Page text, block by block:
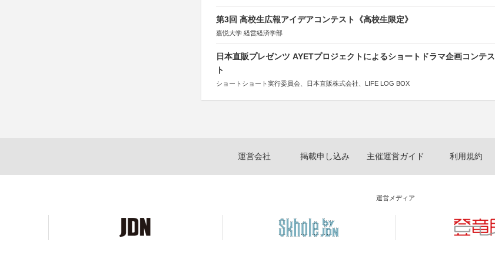
第3回 高校生広報アイデアコンテスト《高校生限定》
嘉悦大学 経営経済学部
日本直販プレゼンツ AYETプロジェクトによるショートドラマ企画コンテス
ト
ショートショート実行委員会、日本直販株式会社、LIFE LOG BOX
運営会社 掲載申し込み 主催運営ガイド 利用規約
運営メディア